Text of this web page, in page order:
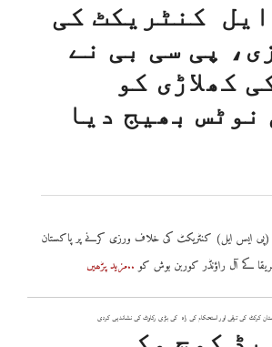
ایل کنٹریکٹ کی
پی سی بی نے
کھلاڑی کو
نوٹس بھیج دیا
(پی ایس ایل) کنٹریکٹ کی خلاف ورزی کرنے پر پاکستان
کے آل راؤنڈر کوربن بوش کو..مزید پڑھیں